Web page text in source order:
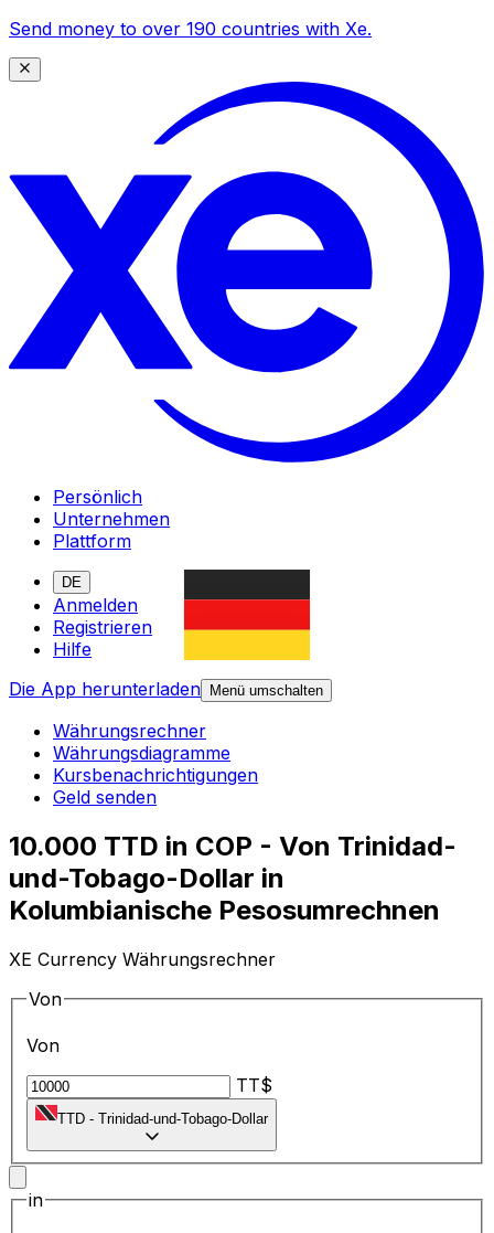
Send money to over 190 countries with Xe.
Persönlich
Unternehmen
Plattform
DE
Anmelden
Registrieren
Hilfe
Die App herunterladen
Menü umschalten
Währungsrechner
Währungsdiagramme
Kursbenachrichtigungen
Geld senden
10.000 TTD in COP - Von Trinidad-
und-Tobago-Dollar in
Kolumbianische Pesosumrechnen
XE Currency Währungsrechner
Von
Von
TT$
TTD - Trinidad-und-Tobago-Dollar
in